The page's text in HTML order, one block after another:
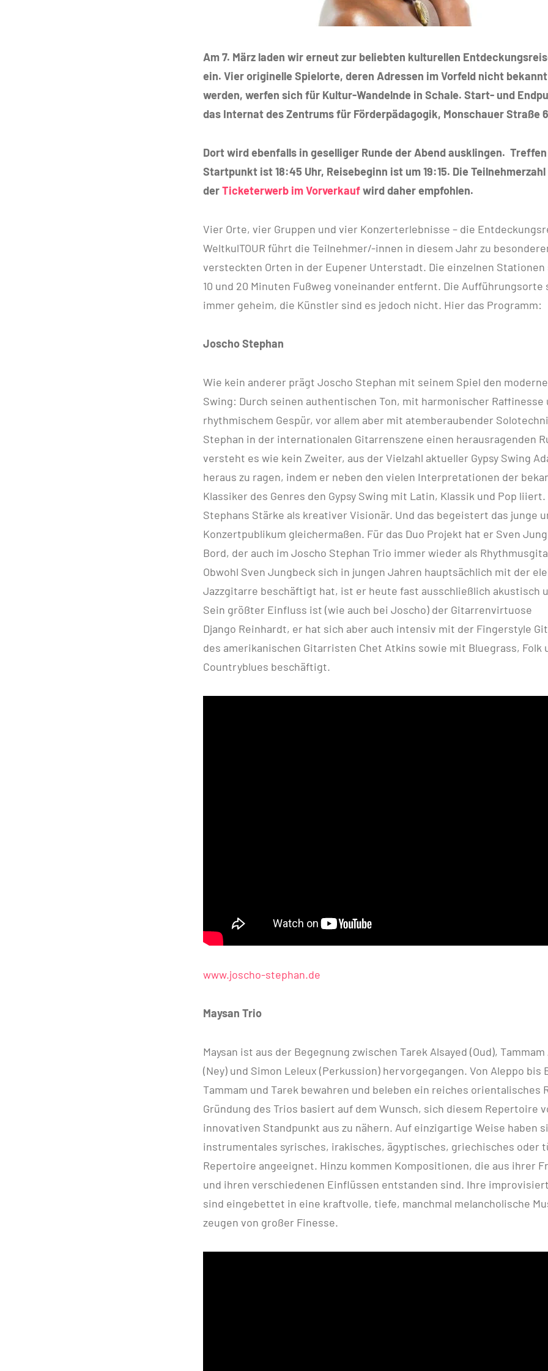
Am 7. März laden wir erneut zur beliebten kulturellen
ein. Vier originelle Spielorte, deren Adressen im Vorfeld nicht
werden, werfen sich für Kultur-Wandelnde in Schale. Start- und
das Internat des Zentrums für Förderpädagogik, Monschauer Straße
Dort wird ebenfalls in geselliger Runde der Abend ausklingen.
Startpunkt ist 18:45 Uhr, Reisebeginn ist um 19:15. Die
derTicketerwerb im Vorverkaufwird daher empfohlen.
Vier Orte, vier Gruppen und vier Konzerterlebnisse – die
WeltkulTOUR führt die Teilnehmer/-innen in diesem Jahr zu
versteckten Orten in der Eupener Unterstadt. Die einzelnen Stationen
10 und 20 Minuten Fußweg voneinander entfernt. Die Aufführungsorte
immer geheim, die Künstler sind es jedoch nicht. Hier das Programm:
Joscho Stephan
Wie kein anderer prägt Joscho Stephan mit seinem Spiel den
Swing: Durch seinen authentischen Ton, mit harmonischer Raffinesse
rhythmischem Gespür, vor allem aber mit atemberaubender
Stephan in der internationalen Gitarrenszene einen herausragenden
versteht es wie kein Zweiter, aus der Vielzahl aktueller Gypsy Swing
heraus zu ragen, indem er neben den vielen Interpretationen der
Klassiker des Genres den Gypsy Swing mit Latin, Klassik und Pop
Stephans Stärke als kreativer Visionär. Und das begeistert das junge
Konzertpublikum gleichermaßen. Für das Duo Projekt hat er Sven
Bord, der auch im Joscho Stephan Trio immer wieder als
Obwohl Sven Jungbeck sich in jungen Jahren hauptsächlich mit der
Jazzgitarre beschäftigt hat, ist er heute fast ausschließlich akustisch
Sein größter Einfluss ist (wie auch bei Joscho) der Gitarrenvirtuose
Django Reinhardt, er hat sich aber auch intensiv mit der Fingerstyle
des amerikanischen Gitarristen Chet Atkins sowie mit Bluegrass, Folk
Countryblues beschäftigt.
www.joscho-stephan.de
Maysan Trio
Maysan ist aus der Begegnung zwischen Tarek Alsayed (Oud), Tammam
(Ney) und Simon Leleux (Perkussion) hervorgegangen. Von Aleppo bis
Tammam und Tarek bewahren und beleben ein reiches orientalisches
Gründung des Trios basiert auf dem Wunsch, sich diesem Repertoire
innovativen Standpunkt aus zu nähern. Auf einzigartige Weise haben
instrumentales syrisches, irakisches, ägyptisches, griechisches oder
Repertoire angeeignet. Hinzu kommen Kompositionen, die aus ihrer
und ihren verschiedenen Einflüssen entstanden sind. Ihre
sind eingebettet in eine kraftvolle, tiefe, manchmal melancholische
zeugen von großer Finesse.